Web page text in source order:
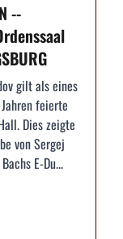
--
gilt als eines
feierte
Dies zeigte
von Sergej
E-Du...